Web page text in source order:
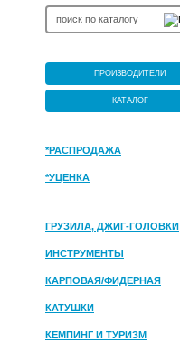
ПРОИЗВОДИТЕЛИ
КАТАЛОГ
*РАСПРОДАЖА
*УЦЕНКА
ГРУЗИЛА, ДЖИГ-ГОЛОВКИ
ИНСТРУМЕНТЫ
КАРПОВАЯ/ФИДЕРНАЯ
КАТУШКИ
КЕМПИНГ И ТУРИЗМ